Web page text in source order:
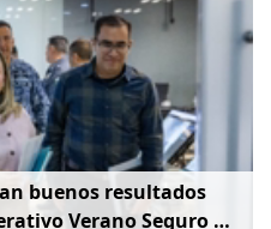
buenos resultados
Verano Seguro en